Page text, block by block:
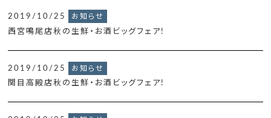
2019/10/25 お知らせ
西宮鳴尾店秋の生鮮・お酒ビッグフェア!
2019/10/25 お知らせ
関目高殿店秋の生鮮・お酒ビッグフェア!